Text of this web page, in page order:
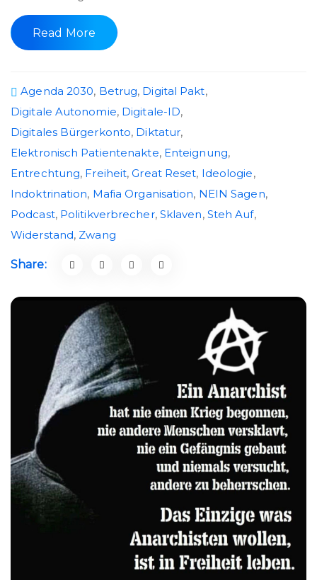
Read More
Agenda 2030, Betrug, Digital Pakt,
Digitale Autonomie, Digitale-ID,
Digitales Bürgerkonto, Diktatur,
Elektronisch Patientenakte, Enteignung,
Entrechtung, Freiheit,Great Reset, Ideologie,
Indoktrination, Mafia Organisation, NEIN Sagen,
Podcast, Politikverbrecher, Sklaven, Steh Auf,
Widerstand, Zwang
Share: